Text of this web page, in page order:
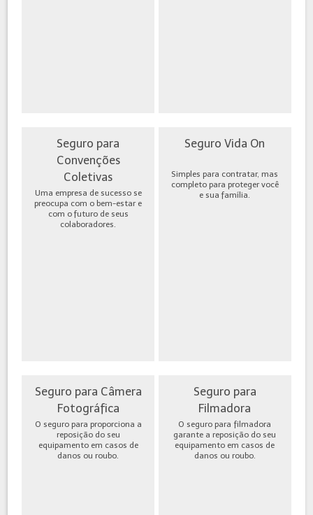
Seguro para
Convenções
Coletivas
Uma empresa de sucesso se
preocupa com o bem-estar e
com o futuro de seus
colaboradores.
Seguro Vida On
Simples para contratar, mas
completo para proteger você
e sua família.
Seguro para Câmera
Fotográfica
O seguro para proporciona a
reposição do seu
equipamento em casos de
danos ou roubo.
Seguro para
Filmadora
O seguro para filmadora
garante a reposição do seu
equipamento em casos de
danos ou roubo.